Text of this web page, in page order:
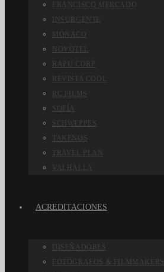
FRANCISCO MERCADO
INSURGENTE
MÓNACO
NOVOTEL
RAPU CORP
REVISTA COOL
RC FILMS
SOFÍA
SCHWEPPES
TAKENOS
TRAVEL PLAN
VALHALLA
ACREDITACIONES
DISEÑADORES
FOTÓGRAFOS & FILMMAKERS